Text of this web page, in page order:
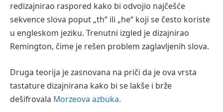
redizajnirao raspored kako bi odvojio najčešće
sekvence slova poput „th“ ili „he“ koji se često koriste
u engleskom jeziku. Trenutni izgled je dizajnirao
Remington, čime je rešen problem zaglavljenih slova.
Druga teorija je zasnovana na priči da je ova vrsta
tastature dizajnirana kako bi se lakše i brže
dešifrovala Morzeova azbuka.